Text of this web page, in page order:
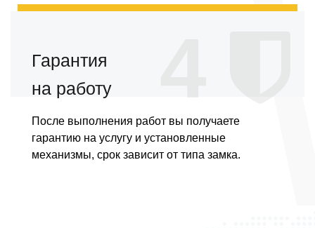
Гарантия
на работу
После выполнения работ вы получаете
гарантию на услугу и установленные
механизмы, срок зависит от типа замка.